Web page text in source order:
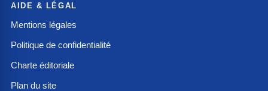
AIDE & LÉGAL
Mentions légales
Politique de confidentialité
Charte éditoriale
Plan du site